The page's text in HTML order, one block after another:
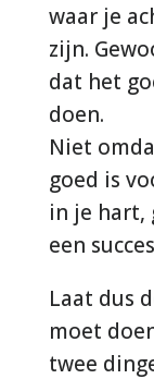
waar je
zijn.
dat het
doen.
Niet
goed is
in je hart,
een
Laat dus
moet
twee